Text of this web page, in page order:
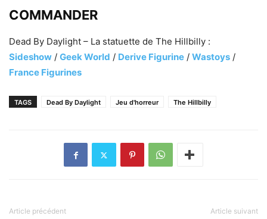
COMMANDER
Dead By Daylight – La statuette de The Hillbilly :
Sideshow / Geek World / Derive Figurine / Wastoys /
France Figurines
TAGS Dead By Daylight Jeu d'horreur The Hillbilly
Article précédent Article suivant